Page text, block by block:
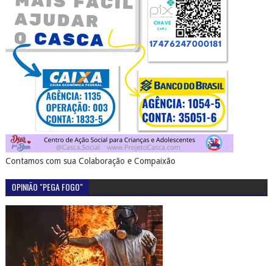
Contamos com sua Colaboração e Compaixão
OPINIÃO "PEGA FOGO"